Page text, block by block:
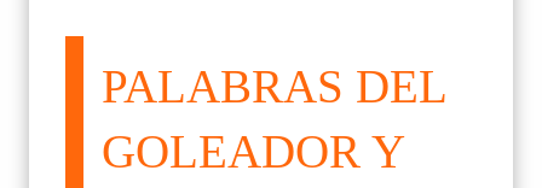
PALABRAS DEL
GOLEADOR Y